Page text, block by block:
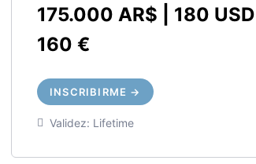
175.000 AR$ | 180 USD |
160 €
INSCRIBIRME →
Validez: Lifetime